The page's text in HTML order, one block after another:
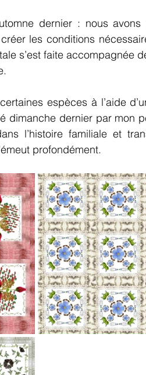
dernier : nous avons
les conditions
s’est faite accompagnée
espèces à l’aide
dimanche dernier par mon
l’histoire familiale et
profondément.